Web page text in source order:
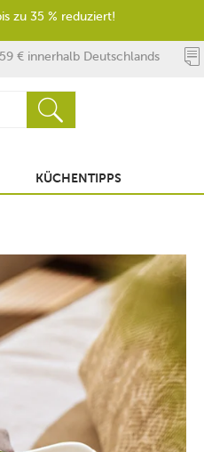
€ innerhalb Deutschlands
KÜCHENTIPPS
zu 35 % reduziert!